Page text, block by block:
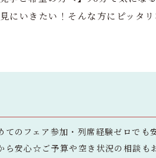
にいきたい！そんな方にピッタ
のフェア参加・列席経験ゼロで
ら安心☆ご予算や空き状況の相談